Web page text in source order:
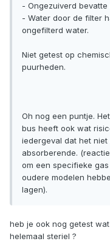
- Ongezuiverd
- Water door de filter
ongefilterd water.
Niet getest op
puurheden.
Oh nog een puntje.
bus heeft ook wat
iedergeval dat het niet
absorberende.
om een specifieke
oudere modelen
lagen).
heb je ook nog getest
helemaal steriel ?